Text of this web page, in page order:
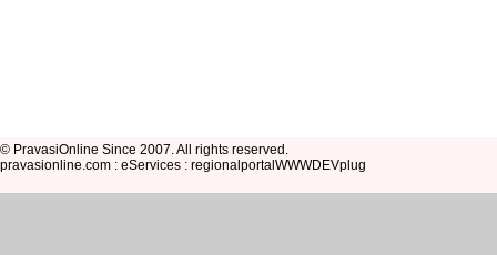
© PravasiOnline Since 2007. All rights reserved.
pravasionline.com : eServices : regionalportalWWWDEVplug